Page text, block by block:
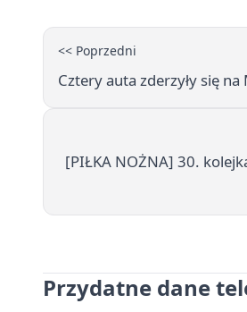
<< Poprzedni
Cztery auta zderzyły się
[PIŁKA NOŻNA] 30.
Przydatne dane